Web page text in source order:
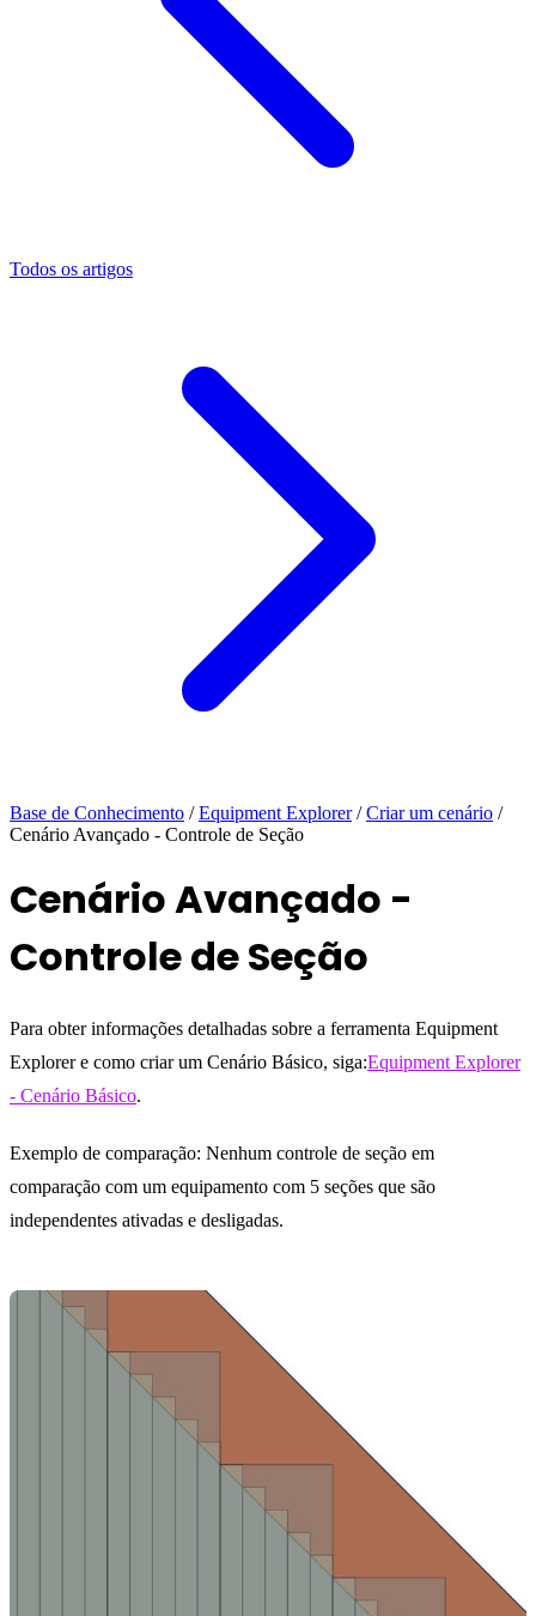
Todos os artigos
Base de Conhecimento / Equipment Explorer / Criar um cenário /
Cenário Avançado - Controle de Seção
Cenário Avançado -
Controle de Seção
Para obter informações detalhadas sobre a ferramenta Equipment
Explorer e como criar um Cenário Básico, siga:Equipment Explorer
- Cenário Básico.
Exemplo de comparação: Nenhum controle de seção em
comparação com um equipamento com 5 seções que são
independentes ativadas e desligadas.